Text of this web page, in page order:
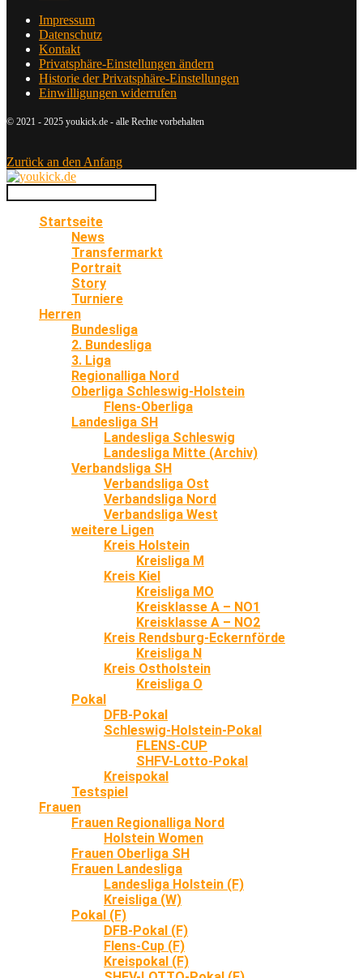
Impressum
Datenschutz
Kontakt
Privatsphäre-Einstellungen ändern
Historie der Privatsphäre-Einstellungen
Einwilligungen widerrufen
© 2021 - 2025 youkick.de - alle Rechte vorbehalten
Zurück an den Anfang
Startseite
News
Transfermarkt
Portrait
Story
Turniere
Herren
Bundesliga
2. Bundesliga
3. Liga
Regionalliga Nord
Oberliga Schleswig-Holstein
Flens-Oberliga
Landesliga SH
Landesliga Schleswig
Landesliga Mitte (Archiv)
Verbandsliga SH
Verbandsliga Ost
Verbandsliga Nord
Verbandsliga West
weitere Ligen
Kreis Holstein
Kreisliga M
Kreis Kiel
Kreisliga MO
Kreisklasse A – NO1
Kreisklasse A – NO2
Kreis Rendsburg-Eckernförde
Kreisliga N
Kreis Ostholstein
Kreisliga O
Pokal
DFB-Pokal
Schleswig-Holstein-Pokal
FLENS-CUP
SHFV-Lotto-Pokal
Kreispokal
Testspiel
Frauen
Frauen Regionalliga Nord
Holstein Women
Frauen Oberliga SH
Frauen Landesliga
Landesliga Holstein (F)
Kreisliga (W)
Pokal (F)
DFB-Pokal (F)
Flens-Cup (F)
Kreispokal (F)